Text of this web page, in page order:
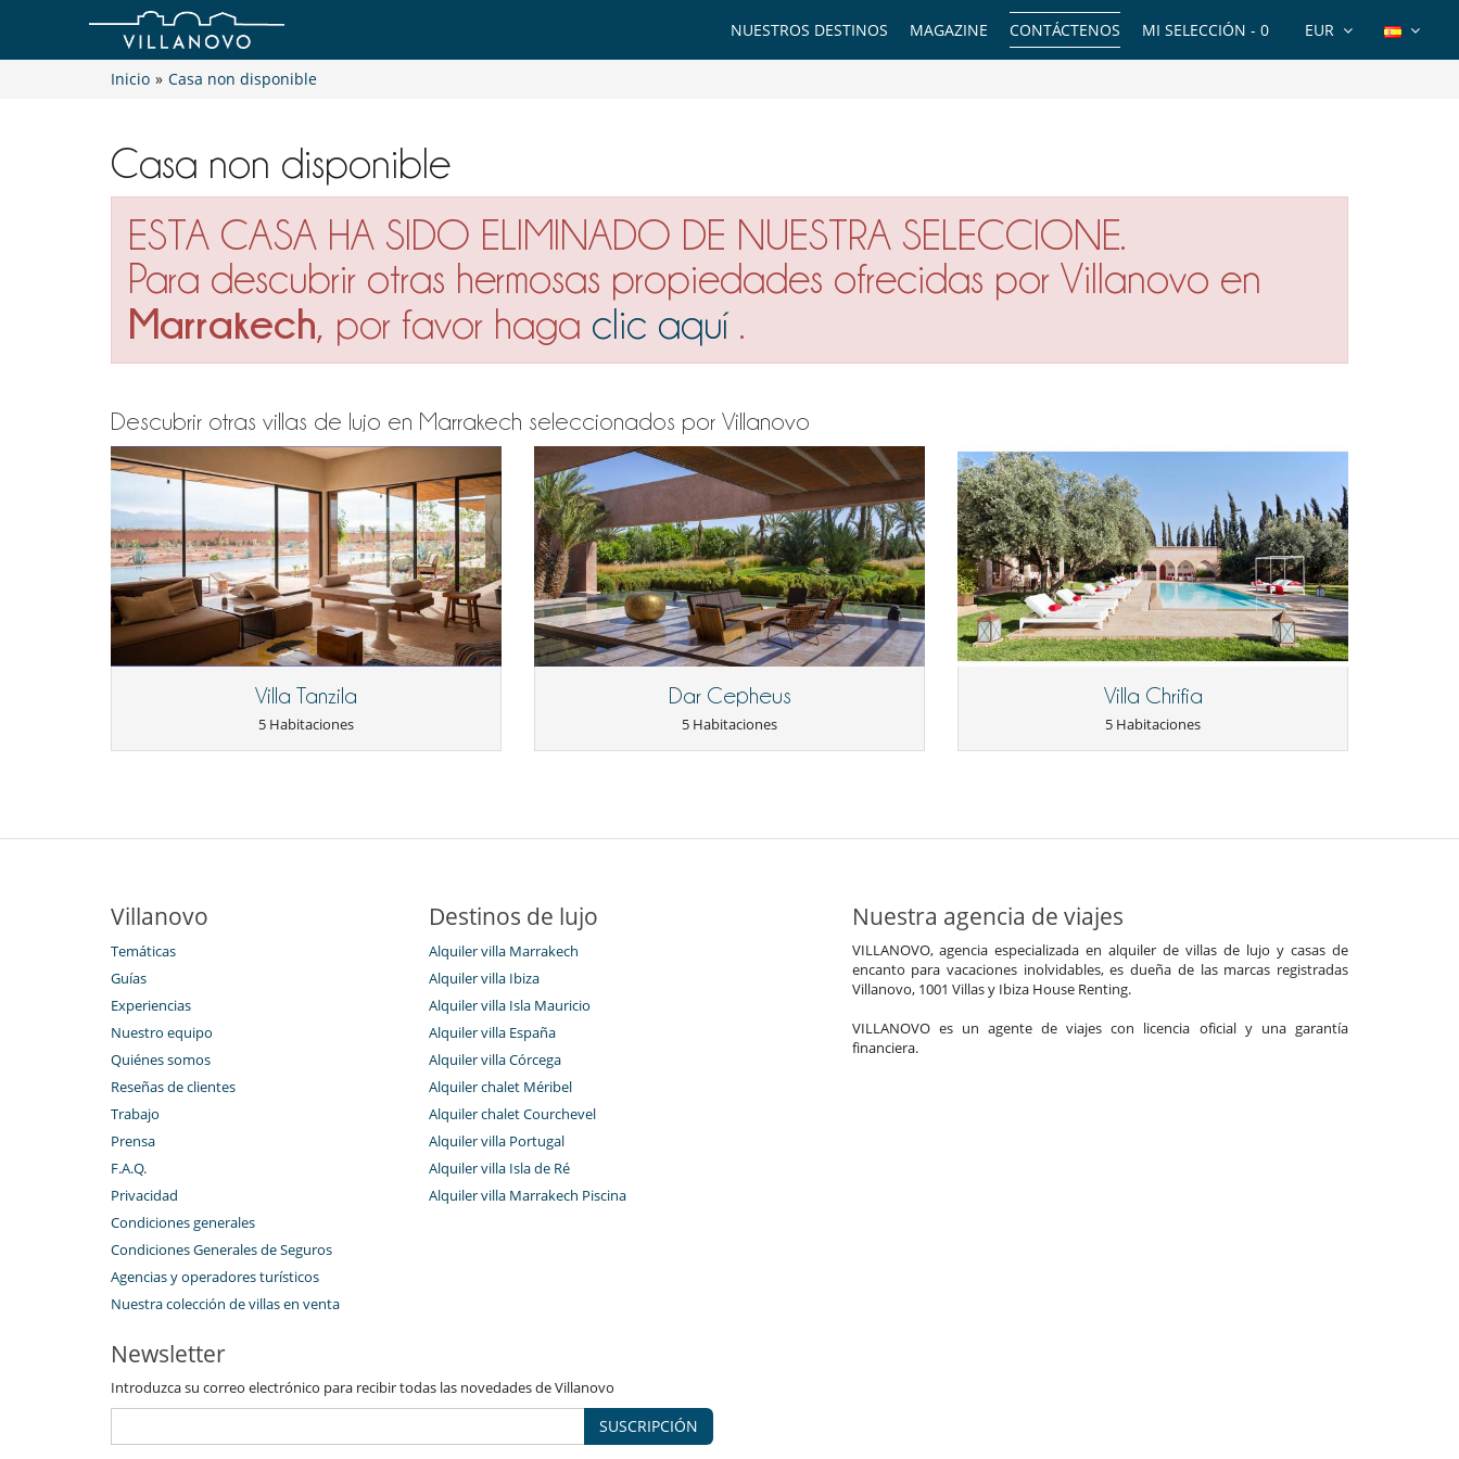
EUR
MI SELECCIÓN - 0
CONTÁCTENOS
MAGAZINE
NUESTROS DESTINOS
Inicio » Casa non disponible
Casa non disponible
ESTA CASA HA SIDO ELIMINADO DE NUESTRA SELECCIONE.
Para descubrir otras hermosas propiedades ofrecidas por Villanovo en
Marrakech, por favor haga clic aquí.
Descubrir otras villas de lujo en Marrakech seleccionados por Villanovo
Villa Tanzila
5 Habitaciones
Dar Cepheus
5 Habitaciones
Villa Chrifia
5 Habitaciones
Villanovo
Temáticas
Guías
Experiencias
Nuestro equipo
Quiénes somos
Reseñas de clientes
Trabajo
Prensa
F.A.Q.
Privacidad
Condiciones generales
Condiciones Generales de Seguros
Agencias y operadores turísticos
Nuestra colección de villas en venta
Destinos de lujo
Alquiler villa Marrakech
Alquiler villa Ibiza
Alquiler villa Isla Mauricio
Alquiler villa España
Alquiler villa Córcega
Alquiler chalet Méribel
Alquiler chalet Courchevel
Alquiler villa Portugal
Alquiler villa Isla de Ré
Alquiler villa Marrakech Piscina
Nuestra agencia de viajes
VILLANOVO, agencia especializada en alquiler de villas de lujo y casas de
encanto para vacaciones inolvidables, es dueña de las marcas registradas
Villanovo, 1001 Villas y Ibiza House Renting.
VILLANOVO es un agente de viajes con licencia oficial y una garantía
financiera.
Newsletter
Introduzca su correo electrónico para recibir todas las novedades de Villanovo
SUSCRIPCIÓN